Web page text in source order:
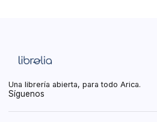
Una librería abierta, para todo Arica.
Síguenos